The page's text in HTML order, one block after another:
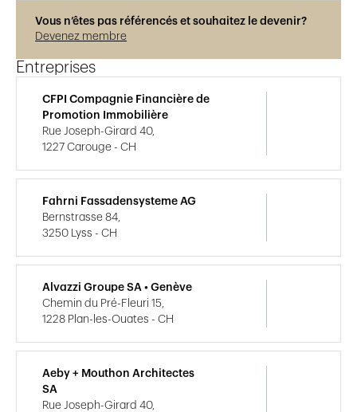
Vous n’êtes pas référencés et souhaitez le devenir?
Devenez membre
Entreprises
CFPI Compagnie Financière de
Promotion Immobilière
Rue Joseph-Girard 40,
1227 Carouge - CH
Fahrni Fassadensysteme AG
Bernstrasse 84,
3250 Lyss - CH
Alvazzi Groupe SA • Genève
Chemin du Pré-Fleuri 15,
1228 Plan-les-Ouates - CH
Aeby + Mouthon Architectes
SA
Rue Joseph-Girard 40,